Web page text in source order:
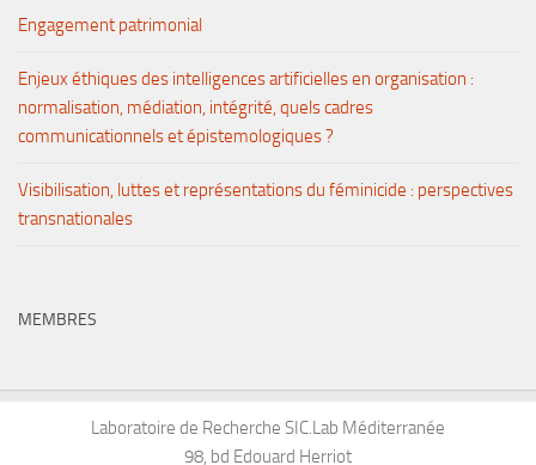
Engagement patrimonial
Enjeux éthiques des intelligences artificielles en organisation :
normalisation, médiation, intégrité, quels cadres
communicationnels et épistemologiques ?
Visibilisation, luttes et représentations du féminicide : perspectives
transnationales
MEMBRES
Laboratoire de Recherche SIC.Lab Méditerranée
98, bd Edouard Herriot